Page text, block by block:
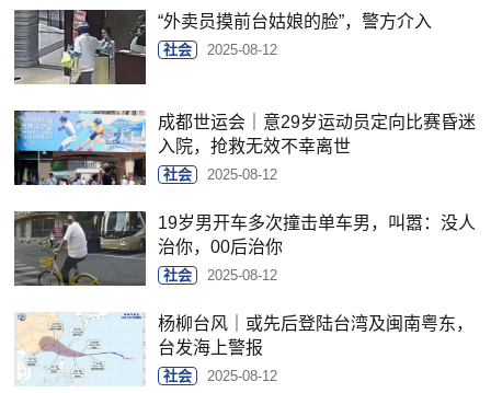
“外卖员摸前台姑娘的脸”，警方介入
社会 2025-08-12
成都世运会｜意29岁运动员定向比赛昏迷
入院，抢救无效不幸离世
社会 2025-08-12
19岁男开车多次撞击单车男，叫嚣：没人
治你，00后治你
社会 2025-08-12
杨柳台风｜或先后登陆台湾及闽南粤东，
台发海上警报
社会 2025-08-12